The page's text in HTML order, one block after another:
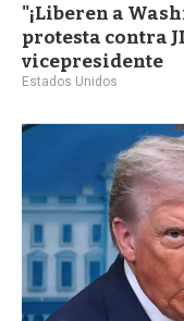
"¡Liberen a
protesta contra
vicepresidente
Estados Unidos